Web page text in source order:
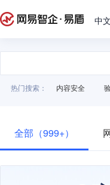
中
热门搜索： 内容安全
全部（999+）